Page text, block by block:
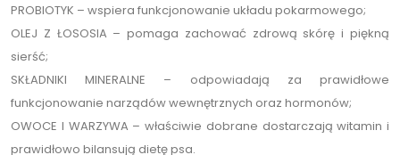
PROBIOTYK – wspiera funkcjonowanie układu pokarmowego;
OLEJ Z ŁOSOSIA – pomaga zachować zdrową skórę i piękną
sierść;
SKŁADNIKI MINERALNE – odpowiadają za prawidłowe
funkcjonowanie narządów wewnętrznych oraz hormonów;
OWOCE I WARZYWA – właściwie dobrane dostarczają witamin i
prawidłowo bilansują dietę psa.